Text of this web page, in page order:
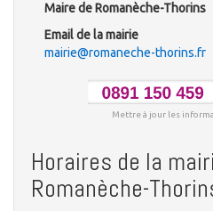
Maire de Romanèche-Thorins
Email de la mairie
mairie@romaneche-thorins.fr
Mettre à jour les
Horaires de la
Romanèche-